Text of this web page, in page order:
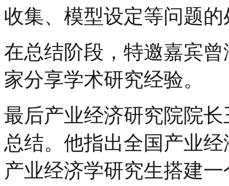
收集、模型设定等问题
在总结阶段，特邀嘉宾
家分享学术研究经验。
最后产业经济研究院院
总结。他指出全国产业
产业经济学研究生搭建